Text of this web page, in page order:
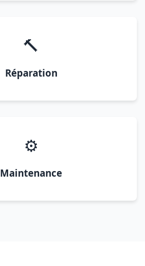
🔨
Réparation
⚙️
Maintenance